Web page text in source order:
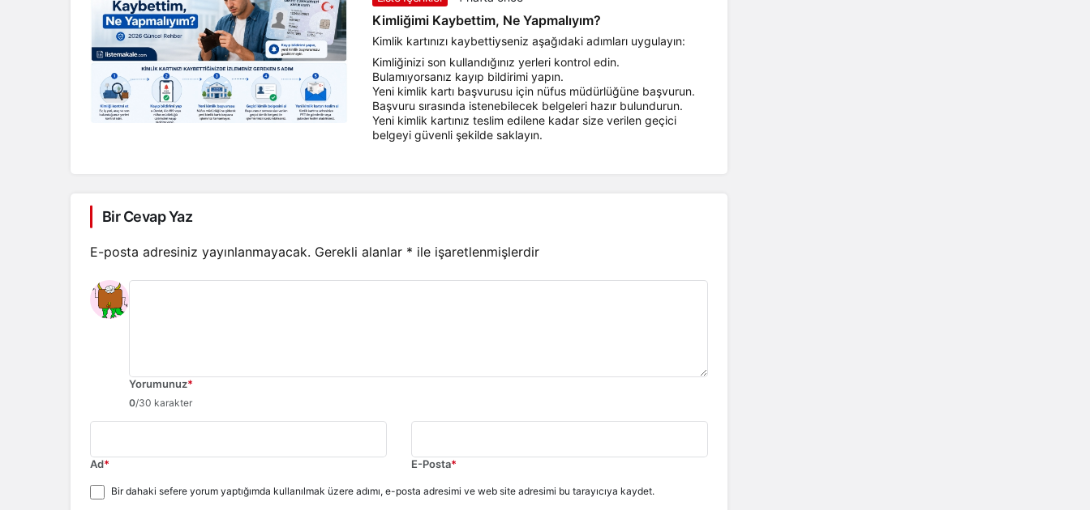
Kimliğimi Kaybettim, Ne Yapmalıyım?
Kimlik kartınızı kaybettiyseniz aşağıdaki adımları uygulayın:
Kimliğinizi son kullandığınız yerleri kontrol edin.
Bulamıyorsanız kayıp bildirimi yapın.
Yeni kimlik kartı başvurusu için nüfus müdürlüğüne başvurun.
Başvuru sırasında istenebilecek belgeleri hazır bulundurun.
Yeni kimlik kartınız teslim edilene kadar size verilen geçici
belgeyi güvenli şekilde saklayın.
Bir Cevap Yaz
E-posta adresiniz yayınlanmayacak. Gerekli alanlar * ile işaretlenmişlerdir
Yorumunuz*
0/30 karakter
Ad* E-Posta*
Bir dahaki sefere yorum yaptığımda kullanılmak üzere adımı, e-posta adresimi ve web site adresimi bu tarayıcıya kaydet.